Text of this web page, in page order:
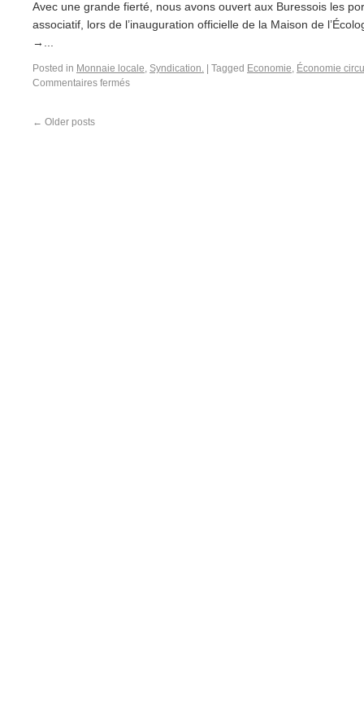
Avec une grande fierté, nous avons ouvert aux Buressois les
associatif, lors de l’inauguration officielle de la Maison de
→...
Posted in Monnaie locale, Syndication. Tagged Economie, Économie
Commentaires fermés
← Older posts